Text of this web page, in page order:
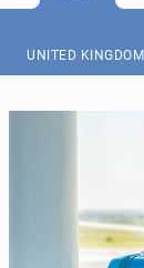
UNITED KINGDOM